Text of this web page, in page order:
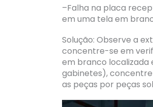
–Falha na placa
em uma tela em
Solução: Observe a
concentre-se em
em branco localizada
gabinetes),
as peças por peças